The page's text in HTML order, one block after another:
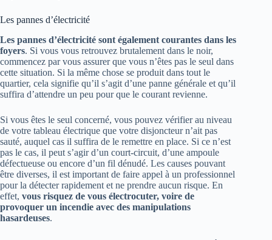
Les pannes d’électricité
Les pannes d’électricité sont également courantes dans les
foyers. Si vous vous retrouvez brutalement dans le noir,
commencez par vous assurer que vous n’êtes pas le seul dans
cette situation. Si la même chose se produit dans tout le
quartier, cela signifie qu’il s’agit d’une panne générale et qu’il
suffira d’attendre un peu pour que le courant revienne.
Si vous êtes le seul concerné, vous pouvez vérifier au niveau
de votre tableau électrique que votre disjoncteur n’ait pas
sauté, auquel cas il suffira de le remettre en place. Si ce n’est
pas le cas, il peut s’agir d’un court-circuit, d’une ampoule
défectueuse ou encore d’un fil dénudé. Les causes pouvant
être diverses, il est important de faire appel à un professionnel
pour la détecter rapidement et ne prendre aucun risque. En
effet, vous risquez de vous électrocuter, voire de
provoquer un incendie avec des manipulations
hasardeuses.